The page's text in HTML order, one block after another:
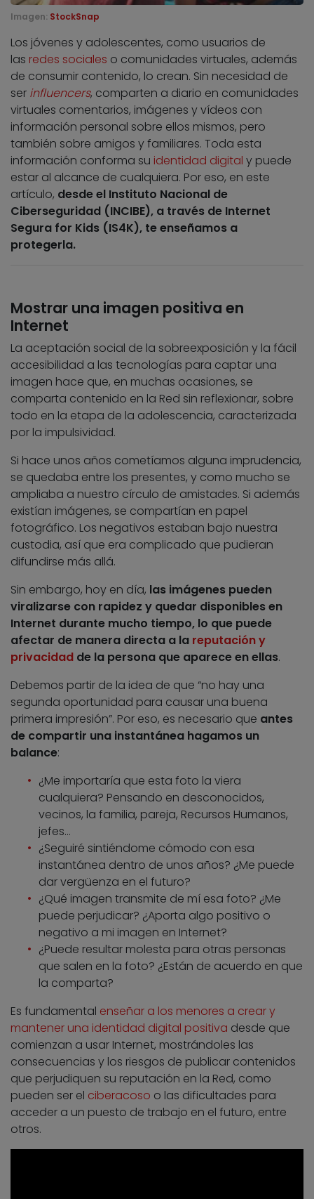
Imagen: StockSnap
Los jóvenes y adolescentes, como usuarios de
las redes sociales o comunidades virtuales, además
de consumir contenido, lo crean. Sin necesidad de
ser influencers, comparten a diario en comunidades
virtuales comentarios, imágenes y vídeos con
información personal sobre ellos mismos, pero
también sobre amigos y familiares. Toda esta
información conforma su identidad digital y puede
estar al alcance de cualquiera. Por eso, en este
artículo, desde el Instituto Nacional de
Ciberseguridad (INCIBE), a través de Internet
Segura for Kids (IS4K), te enseñamos a
protegerla.
Mostrar una imagen positiva en
Internet
La aceptación social de la sobreexposición y la fácil
accesibilidad a las tecnologías para captar una
imagen hace que, en muchas ocasiones, se
comparta contenido en la Red sin reflexionar, sobre
todo en la etapa de la adolescencia, caracterizada
por la impulsividad.
Si hace unos años cometíamos alguna imprudencia,
se quedaba entre los presentes, y como mucho se
ampliaba a nuestro círculo de amistades. Si además
existían imágenes, se compartían en papel
fotográfico. Los negativos estaban bajo nuestra
custodia, así que era complicado que pudieran
difundirse más allá.
Sin embargo, hoy en día, las imágenes pueden
viralizarse con rapidez y quedar disponibles en
Internet durante mucho tiempo, lo que puede
afectar de manera directa a la reputación y
privacidad de la persona que aparece en ellas.
Debemos partir de la idea de que “no hay una
segunda oportunidad para causar una buena
primera impresión”. Por eso, es necesario que antes
de compartir una instantánea hagamos un
balance:
¿Me importaría que esta foto la viera
cualquiera? Pensando en desconocidos,
vecinos, la familia, pareja, Recursos Humanos,
jefes…
¿Seguiré sintiéndome cómodo con esa
instantánea dentro de unos años? ¿Me puede
dar vergüenza en el futuro?
¿Qué imagen transmite de mí esa foto? ¿Me
puede perjudicar? ¿Aporta algo positivo o
negativo a mi imagen en Internet?
¿Puede resultar molesta para otras personas
que salen en la foto? ¿Están de acuerdo en que
la comparta?
Es fundamental enseñar a los menores a crear y
mantener una identidad digital positiva desde que
comienzan a usar Internet, mostrándoles las
consecuencias y los riesgos de publicar contenidos
que perjudiquen su reputación en la Red, como
pueden ser el ciberacoso o las dificultades para
acceder a un puesto de trabajo en el futuro, entre
otros.